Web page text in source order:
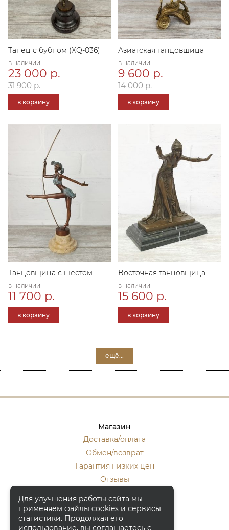
Танец с бубном (XQ-036)
в наличии
23 000 р.
31 900 р.
в корзину
Азиатская танцовшица
в наличии
9 600 р.
14 000 р.
в корзину
Танцовщица с шестом
в наличии
11 700 р.
в корзину
Восточная танцовщица
в наличии
15 600 р.
в корзину
ещё...
Магазин
Доставка/оплата
Обмен/возврат
Гарантия низких цен
Отзывы
Контакты
Москва, ул. Кулакова 20, к.1.
Для улучшения работы сайта мы
применяем файлы cookies и сервисы
статистики. Продолжая его
использование, вы соглашаетесь с